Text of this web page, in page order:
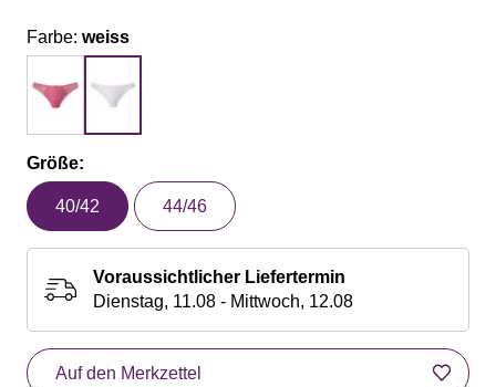
Farbe: weiss
Größe:
40/42 44/46
Voraussichtlicher Liefertermin
Dienstag, 11.08 - Mittwoch, 12.08
Auf den Merkzettel